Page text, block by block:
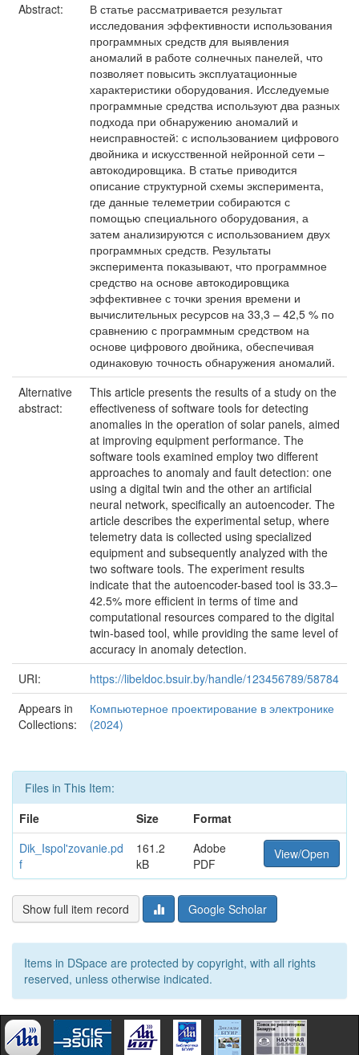
Abstract:
В статье рассматривается результат
исследования эффективности использования
программных средств для выявления
аномалий в работе солнечных панелей, что
позволяет повысить эксплуатационные
характеристики оборудования. Исследуемые
программные средства используют два разных
подхода при обнаружению аномалий и
неисправностей: с использованием цифрового
двойника и искусственной нейронной сети –
автокодировщика. В статье приводится
описание структурной схемы эксперимента,
где данные телеметрии собираются с
помощью специального оборудования, а
затем анализируются с использованием двух
программных средств. Результаты
эксперимента показывают, что программное
средство на основе автокодировщика
эффективнее с точки зрения времени и
вычислительных ресурсов на 33,3 – 42,5 % по
сравнению с программным средством на
основе цифрового двойника, обеспечивая
одинаковую точность обнаружения аномалий.
Alternative
abstract:
This article presents the results of a study on the
effectiveness of software tools for detecting
anomalies in the operation of solar panels, aimed
at improving equipment performance. The
software tools examined employ two different
approaches to anomaly and fault detection: one
using a digital twin and the other an artificial
neural network, specifically an autoencoder. The
article describes the experimental setup, where
telemetry data is collected using specialized
equipment and subsequently analyzed with the
two software tools. The experiment results
indicate that the autoencoder-based tool is 33.3–
42.5% more efficient in terms of time and
computational resources compared to the digital
twin-based tool, while providing the same level of
accuracy in anomaly detection.
URI:
https://libeldoc.bsuir.by/handle/123456789/58784
Appears in
Collections:
Компьютерное проектирование в электронике
(2024)
Files in This Item:
File
Size
Format
Dik_Ispol'zovanie.pd
f
161.2
kB
Adobe
PDF
View/Open
Show full item record Google Scholar
Items in DSpace are protected by copyright, with all rights
reserved, unless otherwise indicated.